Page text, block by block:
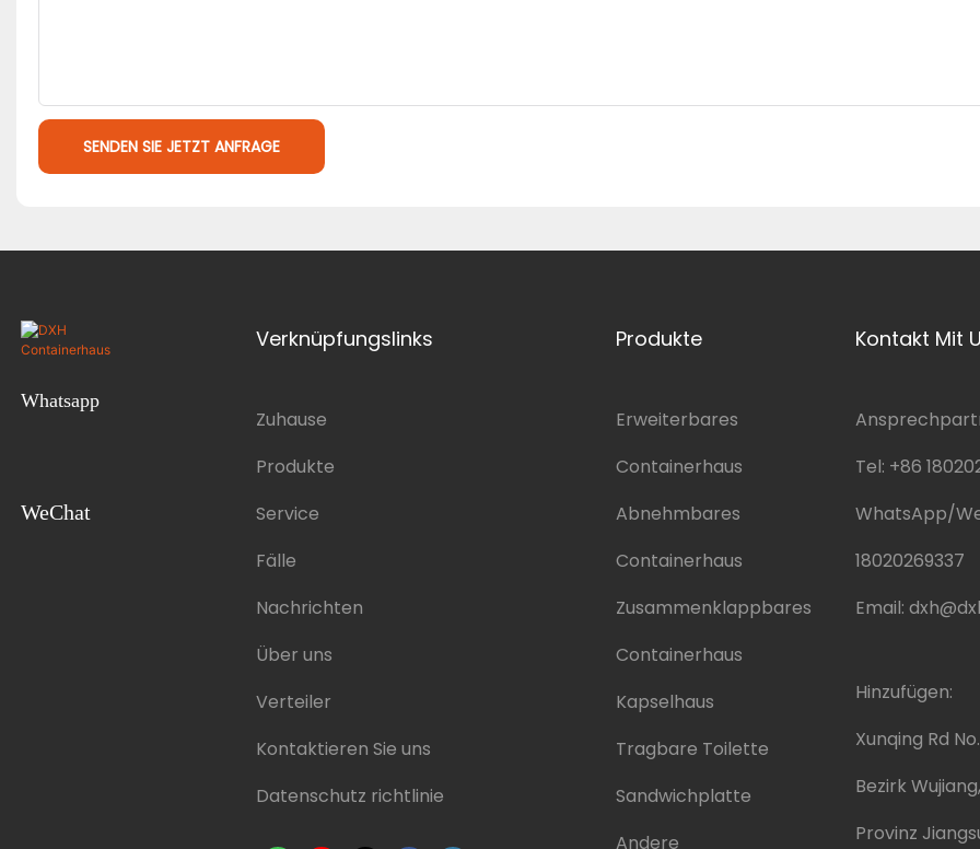
SENDEN SIE JETZT ANFRAGE
Whatsapp
WeChat
Verknüpfungslinks
Zuhause
Produkte
Service
Fälle
Nachrichten
Über uns
Verteiler
Kontaktieren Sie uns
Datenschutz richtlinie
Produkte
Erweiterbares
Containerhaus
Abnehmbares
Containerhaus
Zusammenklappbares
Containerhaus
Kapselhaus
Tragbare Toilette
Sandwichplatte
Andere
Kontakt Mit
Tel: +86
WhatsApp/
18020269337
Email:
Hinzufügen:
Xunqing Rd
Bezirk
Provinz